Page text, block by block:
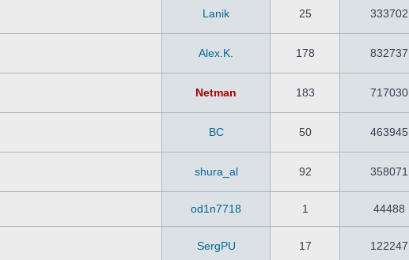
Lanik 25 333702
Alex.K. 178 832737
Netman 183 717030
ВС 50 463945
shura_al 92 358071
od1n7718 1 44488
SergPU 17 122247